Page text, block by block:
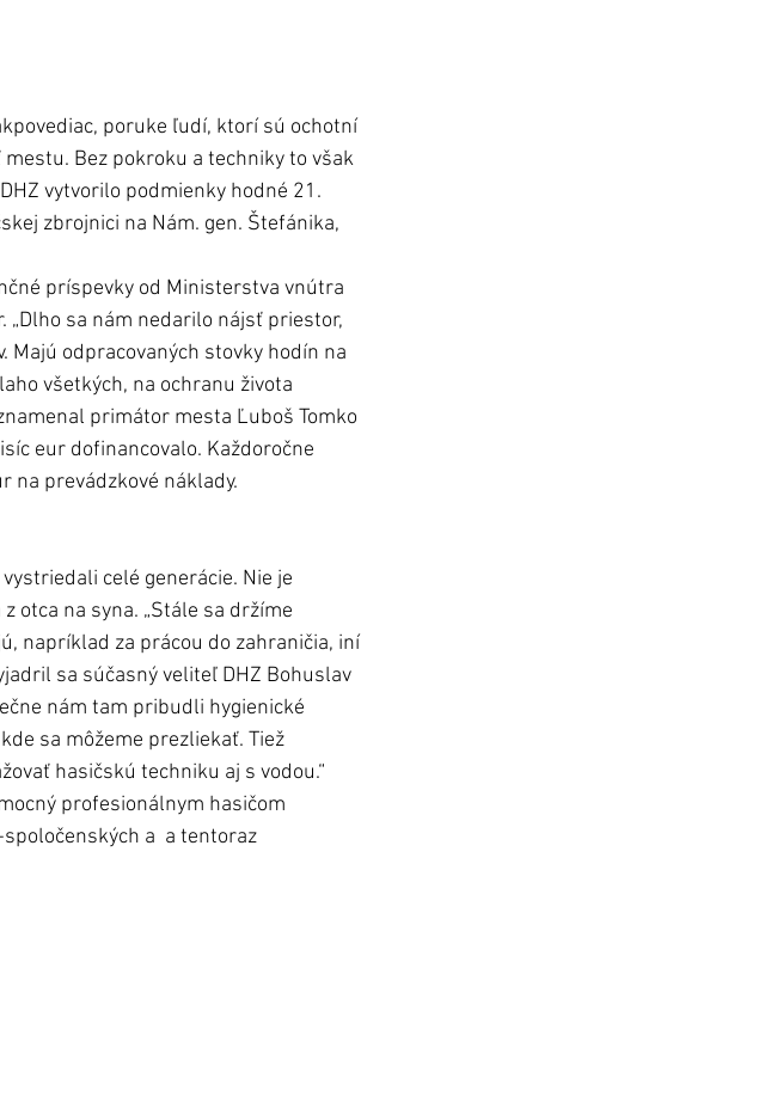
poruke ľudí, ktorí sú ochotní
Bez pokroku a techniky to však
vytvorilo podmienky hodné 21.
zbrojnici na Nám. gen. Štefánika,
príspevky od Ministerstva vnútra
„Dlho sa nám nedarilo nájsť priestor,
Majú odpracovaných stovky hodín na
všetkých, na ochranu života
primátor mesta Ľuboš Tomko
eur dofinancovalo. Každoročne
na prevádzkové náklady.
celé generácie. Nie je
otca na syna. „Stále sa držíme
napríklad za prácou do zahraničia, iní
sa súčasný veliteľ DHZ Bohuslav
nám tam pribudli hygienické
sa môžeme prezliekať. Tiež
hasičskú techniku aj s vodou.“
profesionálnym hasičom
a  a tentoraz